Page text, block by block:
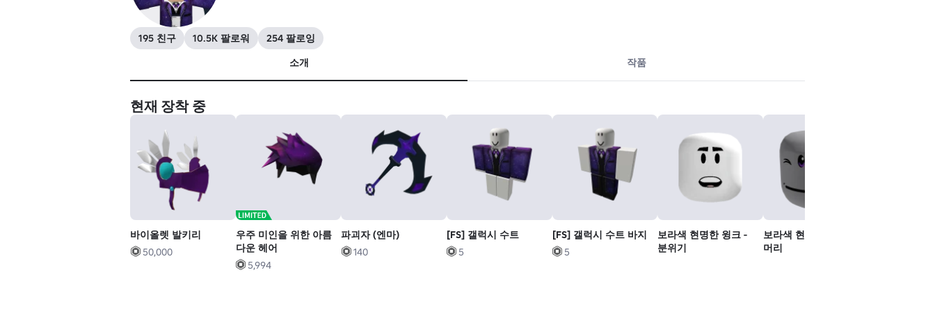
195 친구 10.5K 팔로워
254 팔로잉
소개
작품
현재 장착 중
바이올렛 발키리
50,000
우주 미인을 위한 아름
다운 헤어
5,994
파괴자 (엔마)
140
[FS] 갤럭시 수트
5
[FS] 갤럭시 수트 바지
5
보라색 현명한 윙크 -
분위기
보라색 현명한 윙크 -
머리